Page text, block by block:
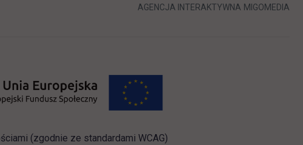
AGENCJA INTERAKTYWNA LINK OTWIERA
MIGOMEDIA
(zgodnie ze standardami WCAG)